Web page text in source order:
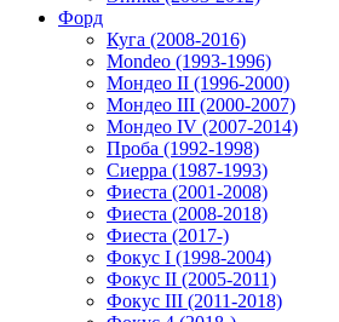
Форд
Куга (2008-2016)
Mondeo (1993-1996)
Мондео II (1996-2000)
Мондео III (2000-2007)
Мондео IV (2007-2014)
Проба (1992-1998)
Сиерра (1987-1993)
Фиеста (2001-2008)
Фиеста (2008-2018)
Фиеста (2017-)
Фокус I (1998-2004)
Фокус II (2005-2011)
Фокус III (2011-2018)